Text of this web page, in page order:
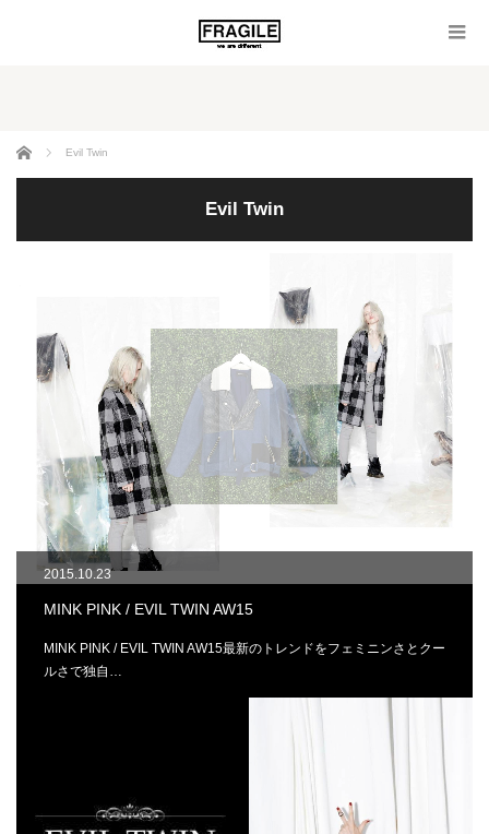
ホーム Evil Twin
Evil Twin
2015.10.23
MINK PINK / EVIL TWIN AW15
MINK PINK / EVIL TWIN AW15最新のトレンドをフェミニンさとクー
ルさで独自…